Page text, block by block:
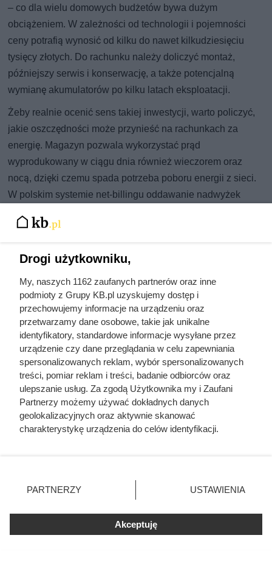
– co dla wielu domowych budżetów bywa dużym
obciążeniem. W zależności od technologii i pojemności
ceny potrafią wynosić od kilku do nawet kilkudziesięciu
tysięcy złotych. Do rachunku należy doliczyć montaż,
późniejszy serwis i konserwację, a także potencjalną
wymianę akumulatorów po kilku latach eksploatacji.
Żeby realnie ocenić sens takiej inwestycji, warto policzyć,
jakie oszczędności może przynieść na rachunkach za
energię. Magazyn pozwala wykorzystać prąd
wyprodukowany w ciągu dnia również wieczorem oraz
nocą, dzięki czemu spada potrzeba poboru energii z sieci.
W polskim systemie net-billingu oddawanie nadwyżek
sprzedanej energii – dlatego zwiększenie autokonsumpcji
horyzoncie.
Istotną rolę odgrywają też dostępne formy wsparcia.
Programy rządowe i lokalne dopłaty, a także ulgi
podatkowe, potrafią wyraźnie obniżyć koszt zakupu oraz
montażu magazynu energii, co bezpośrednio poprawia
opłacalność całego przedsięwzięcia.
Najpopularniejsze w tej chwili
Kazali jej rozbierać się w niemal każdym
filmie. Przekleństwo polskiej seksbomby
Odarci ze skóry, rozcięci piłą i przybici
do krzyża głową w dół. Mroczny i
krwawy koniec uczniów Chrystusa
Żona Sienkiewicza uciekła podczas
Drogi użytkowniku,
My, naszych 1162 zaufanych partnerów oraz inne
podmioty z Grupy KB.pl uzyskujemy dostęp i
przechowujemy informacje na urządzeniu oraz
przetwarzamy dane osobowe, takie jak unikalne
identyfikatory, standardowe informacje wysyłane przez
urządzenie czy dane przeglądania w celu zapewniania
spersonalizowanych reklam, wybór spersonalizowanych
treści, pomiar reklam i treści, badanie odbiorców oraz
ulepszanie usług. Za zgodą Użytkownika my i Zaufani
Partnerzy możemy używać dokładnych danych
geolokalizacyjnych oraz aktywnie skanować
charakterystykę urządzenia do celów identyfikacji.
zmienić/wycofać klikając przycisk ustawień prywatności
znajdujący się w lewym dolnym rogu strony. Niektóre
użytkownika, ale masz prawo sprzeciwić się takiemu
przetwarzaniu. Preferencje będą miały zastosowania tylko
PARTNERZY USTAWIENIA
Akceptuję